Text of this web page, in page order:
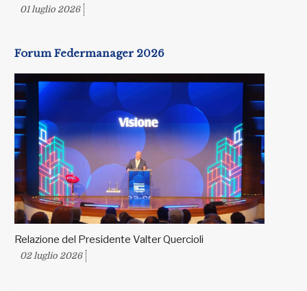
01 luglio 2026
Forum Federmanager 2026
Relazione del Presidente Valter Quercioli
02 luglio 2026